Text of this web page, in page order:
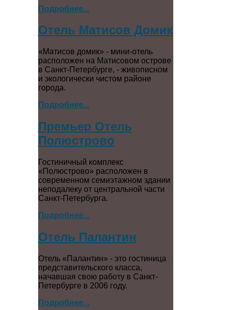
Подробнее...
Отель Матисов Домик
«Матисов домик» - мини-отель
расположен на Матисовом острове
в Санкт-Петербурге, - живописном
и экологически чистом районе
города.
Подробнее...
Премьер Отель
Полюстрово
Гостиничный комплекс
«Полюстрово» расположен в
современном семиэтажном здании
неподалеку от центральной части
Санкт-Петербурга.
Подробнее...
Отель Палантин
Отель «Палантин» - это гостиница
представительского класса,
начавшая свою работу в Санкт-
Петербурге в 2006 году.
Подробнее...